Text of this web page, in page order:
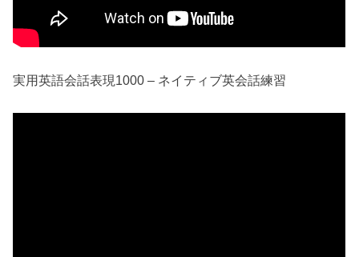
実用英語会話表現1000 – ネイティブ英会話練習